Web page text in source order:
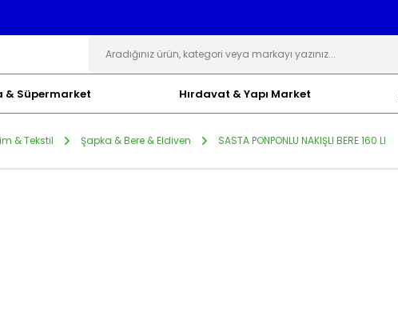
& Süpermarket Hırdavat & Yapı Market
& Tekstil Şapka & Bere & Eldiven SASTA PONPONLU NAKIŞLI BERE 160 LI